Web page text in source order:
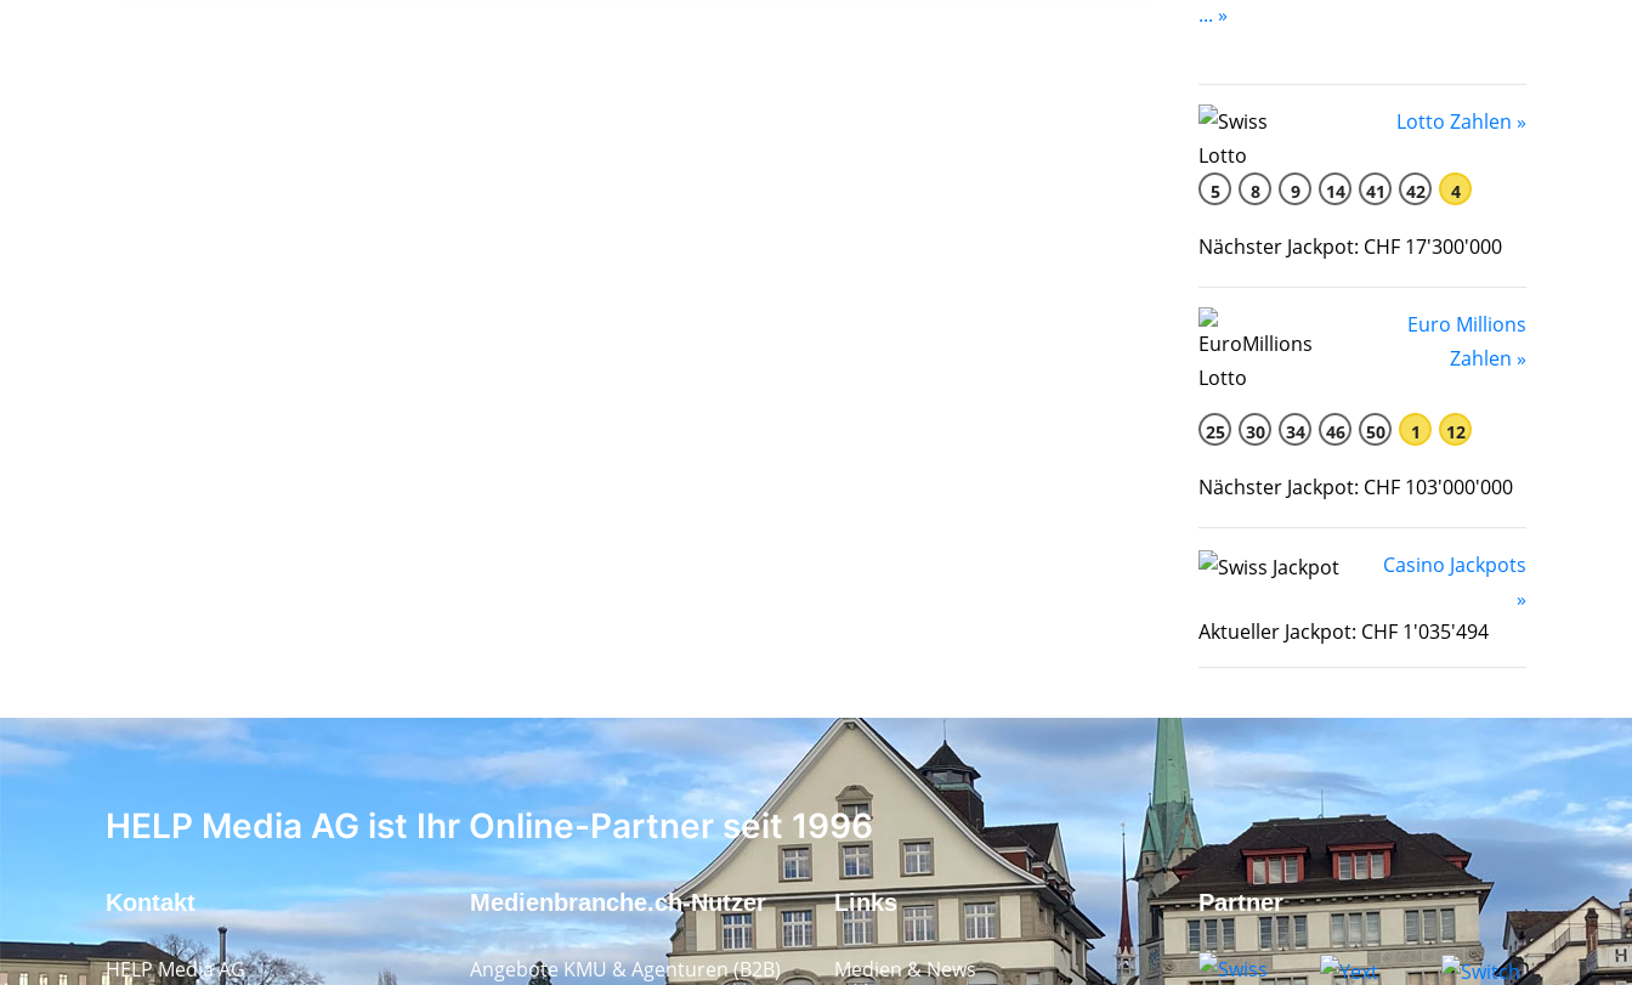
... »
Lotto Zahlen »
5 8 9 14 41 42 4
Nächster Jackpot: CHF 17'300'000
Euro Millions
Zahlen »
25 30 34 46 50 1 12
Nächster Jackpot: CHF 103'000'000
Casino Jackpots
»
Aktueller Jackpot: CHF 1'035'494
HELP Media AG ist Ihr Online-Partner seit 1996
Kontakt
HELP Media AG
Medienbranche.ch-Nutzer
Angebote KMU & Agenturen (B2B)
Links
Medien & News
Partner